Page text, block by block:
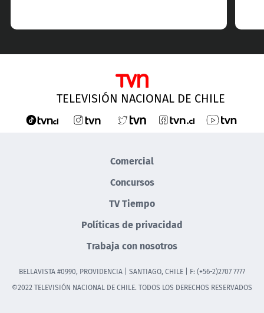
TELEVISIÓN NACIONAL DE CHILE
Comercial
Concursos
TV Tiempo
Políticas de privacidad
Trabaja con nosotros
BELLAVISTA #0990, PROVIDENCIA | SANTIAGO, CHILE | F: (+56-2)2707 7777
©2022 TELEVISIÓN NACIONAL DE CHILE. TODOS LOS DERECHOS RESERVADOS